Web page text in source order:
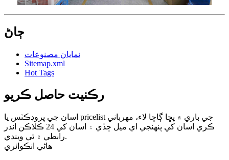
ڄاڻ
نمايان مصنوعات
Sitemap.xml
Hot Tags
رڪنيت حاصل ڪريو
اسان جي پروڊڪٽس يا pricelist جي باري ۾ پڇا ڳاڇا لاء، مهرباني
ڪري اسان کي پنهنجي اي ميل ڇڏي ۽ اسان کي 24 ڪلاڪن اندر
رابطي ۾ ٿي ويندي.
هاڻي انڪوائري